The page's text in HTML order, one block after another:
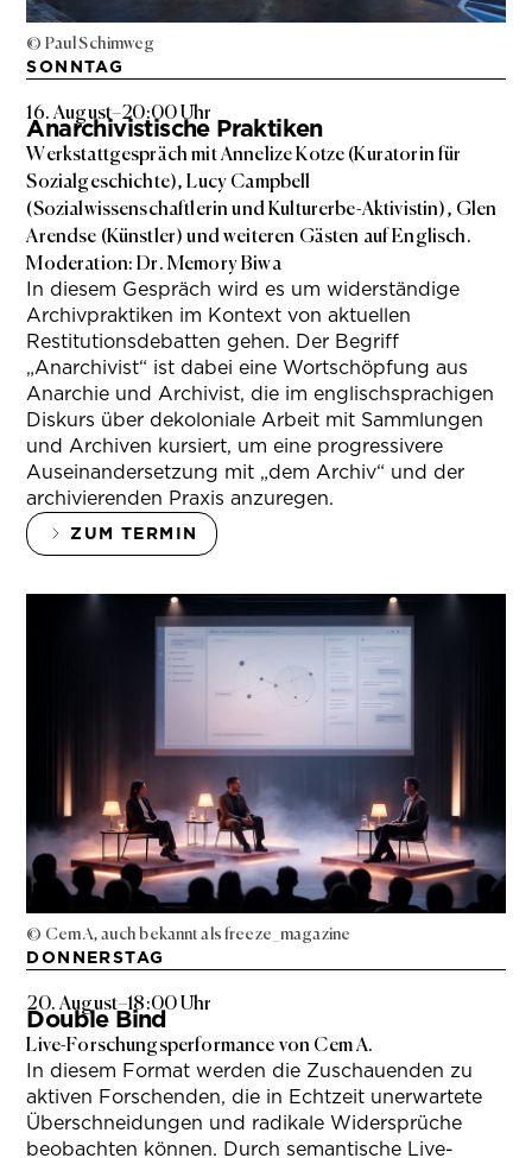
© Paul Schimweg
SONNTAG
16. August–20:00 Uhr
Anarchivistische Praktiken
Werkstattgespräch mit Annelize Kotze (Kuratorin für
Sozialgeschichte), Lucy Campbell
(Sozialwissenschaftlerin und Kulturerbe-Aktivistin), Glen
Arendse (Künstler) und weiteren Gästen auf Englisch.
Moderation: Dr. Memory Biwa
In diesem Gespräch wird es um widerständige
Archivpraktiken im Kontext von aktuellen
Restitutionsdebatten gehen. Der Begriff
„Anarchivist“ ist dabei eine Wortschöpfung aus
Anarchie und Archivist, die im englischsprachigen
Diskurs über dekoloniale Arbeit mit Sammlungen
und Archiven kursiert, um eine progressivere
Auseinandersetzung mit „dem Archiv“ und der
archivierenden Praxis anzuregen.
ZUM TERMIN
© Cem A, auch bekannt als freeze_magazine
DONNERSTAG
20. August–18:00 Uhr
Double Bind
Live-Forschungsperformance von Cem A.
In diesem Format werden die Zuschauenden zu
aktiven Forschenden, die in Echtzeit unerwartete
Überschneidungen und radikale Widersprüche
beobachten können. Durch semantische Live-